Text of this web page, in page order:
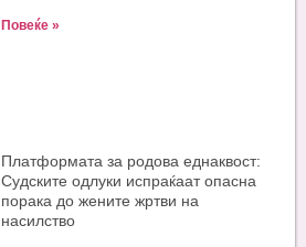
Повеќе »
Платформата за родова еднаквост:
Судските одлуки испраќаат опасна
порака до жените жртви на
насилство